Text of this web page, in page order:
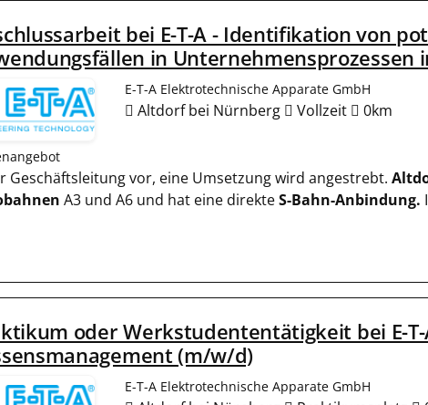
bei E-T-A - Identifikation von
in Unternehmensprozessen
E-T-A Elektrotechnische Apparate GmbH
Altdorf bei Nürnberg Vollzeit 0km
Geschäftsleitung vor, eine Umsetzung wird angestrebt.
A3 und A6 und hat eine direkteS-Bahn-Anbindung.
oder Werkstudententätigkeit bei E-
(m/w/d)
E-T-A Elektrotechnische Apparate GmbH